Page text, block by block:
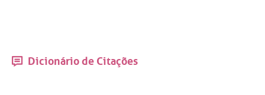
Dicionário de Citações